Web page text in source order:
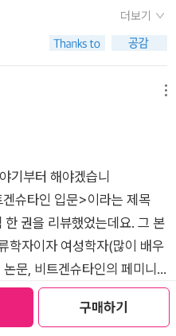
구매하기
로 작성한 리뷰입니다.
했다. 대평화법률G예tL ofac
들은 스스로를 통치 할 새로
에게 영감을 주었다. 하우데노
라 부르는 여러 임 원이 각 부
명이었다. 이들은 의회에서
정을 내릴 때는 만 장일치가
권력을 제한하며 보다 중요
총투표를 거쳐 결정을 내린다
퍼뜨릴 가치가 있는 사상 가운
퍼져 나간 사상은 사실 민주주
권력이 주어진 적이 없다. 언
마그나 카르타를 만들어낸 왕
계급에 이르기까지, 정부는
) p.12저자가 몸담고 있는 유니
저장고에 있는 한 철제 상자
국가의 잔인한 토벌과 노예제,
것을 정하고 그 가치를 추켜세
분이었다는 사실을 짚는 것도
, 알고 보면 평등한 적 없던
학적 경영의 탈을 쓴 착취,
문화제 독점 등 자신들이 곧
기에 침략하고 지배할 권리가
가 불러온 처참한 결과와 현재
서 문명을 일굴 때면, 다른 문
을 볼 수 있는 능력이 심각하
『세계를 움직인 열 가지 프레
.특히나 책에서는 과학, 교육,
, 공동선이라는 주제로 우리
어떻게 작용해 세계사와 인간의
주는데 이는 곧 보통 어떤 사
그대로 받아들이며 믿기 보다
사실 우리 사회에서 가장 공
는 아니지만 선으로 분류될
도 누군가의 이익을 위해 작용
우리가 진심으로 믿을건 무엇
팩트 체크가 중요하고 스스
는 것을 다시금 깨닫게 된
이익을 독점하고 아니면 반대급
더보기
기부터 해야겠습니
슈타인 입문>이라는 제목
권을 리뷰했었는데요. 그 본
자이자 여성학자(많이 배우
문, 비트겐슈타인의 페미니
인용되었더랬습니다. 그 논
만 봐도 알 수 있듯 인도 사람
더보기